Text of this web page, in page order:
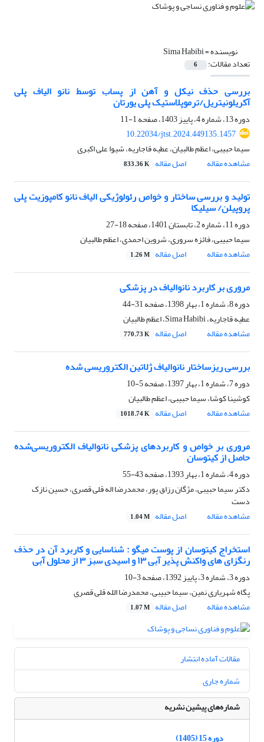
نویسنده =Sima Habibi
تعداد مقالات: 6
بررسی حذف نیکل و آهن از پساب توسط نانو الیاف پلی
آکریلونیتریل/ترموپلاستیک پلی یورتان
دوره 13، شماره 4، پاییز 1403، صفحه
1-11
10.22034/jtst.2024.449135.1457
سیما حبیبی، اعظم طالبیان، عطیه قاجاریه، شیوا علی اکبری
مشاهده مقاله
اصل مقاله 833.36 K
تولید و بررسی ساختار و خواص رئولوژیکی الیاف نانو کامپوزیت پلی
پروپیلن/ سیلیکا
دوره 11، شماره 2، تابستان 1401، صفحه
18-27
سیما حبیبی، فائزه سروری، شروین احمدی، اعظم طالبیان
مشاهده مقاله
اصل مقاله 1.26 M
مروری بر کاربرد نانوالیاف در پزشکی
دوره 8، شماره 1، بهار 1398، صفحه
31-44
عطیه قاجاریه، Sima Habibi، اعظم طالبیان
مشاهده مقاله
اصل مقاله 770.73 K
بررسی ریزساختار نانوالیاف ژلاتین الکتروریسی شده
دوره 7، شماره 1، بهار 1397، صفحه
5-10
کوشینا کوشا، سیما حبیبی، اعظم طالبیان
مشاهده مقاله
اصل مقاله 1018.74 K
مروری بر خواص و کاربردهای پزشکی نانوالیاف الکتروریسی‌شده
حاصل از کیتوسان
دوره 4، شماره 1، بهار 1393، صفحه
43-55
دکتر سیما حبیبی، مژگان رزاق پور، محمدرضا اله قلی قصری، حسین نازک
دست
مشاهده مقاله
اصل مقاله 1.04 M
استخراج کیتوسان از پوست میگو : شناسایی و کاربرد آن در حذف
رنگزای های واکنش پذیر آبی ١٣ و اسیدی سبز ٣ از محلول آبی
دوره 3، شماره 3، پاییز 1392، صفحه
3-10
پگاه شهریاری نمین، سیما حبیبی، محمدرضا الله قلی قصری
مشاهده مقاله
اصل مقاله 1.07 M
مقالات آماده انتشار
شماره جاری
شماره‌های پیشین نشریه
دوره 15 (1405)